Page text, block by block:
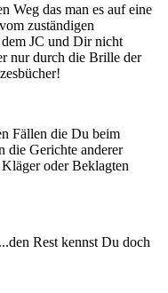
Weg das man es auf eine
zuständigen
JC und Dir nicht
nur durch die Brille der
Fällen die Du beim
die Gerichte anderer
oder Beklagten
Rest kennst Du doch